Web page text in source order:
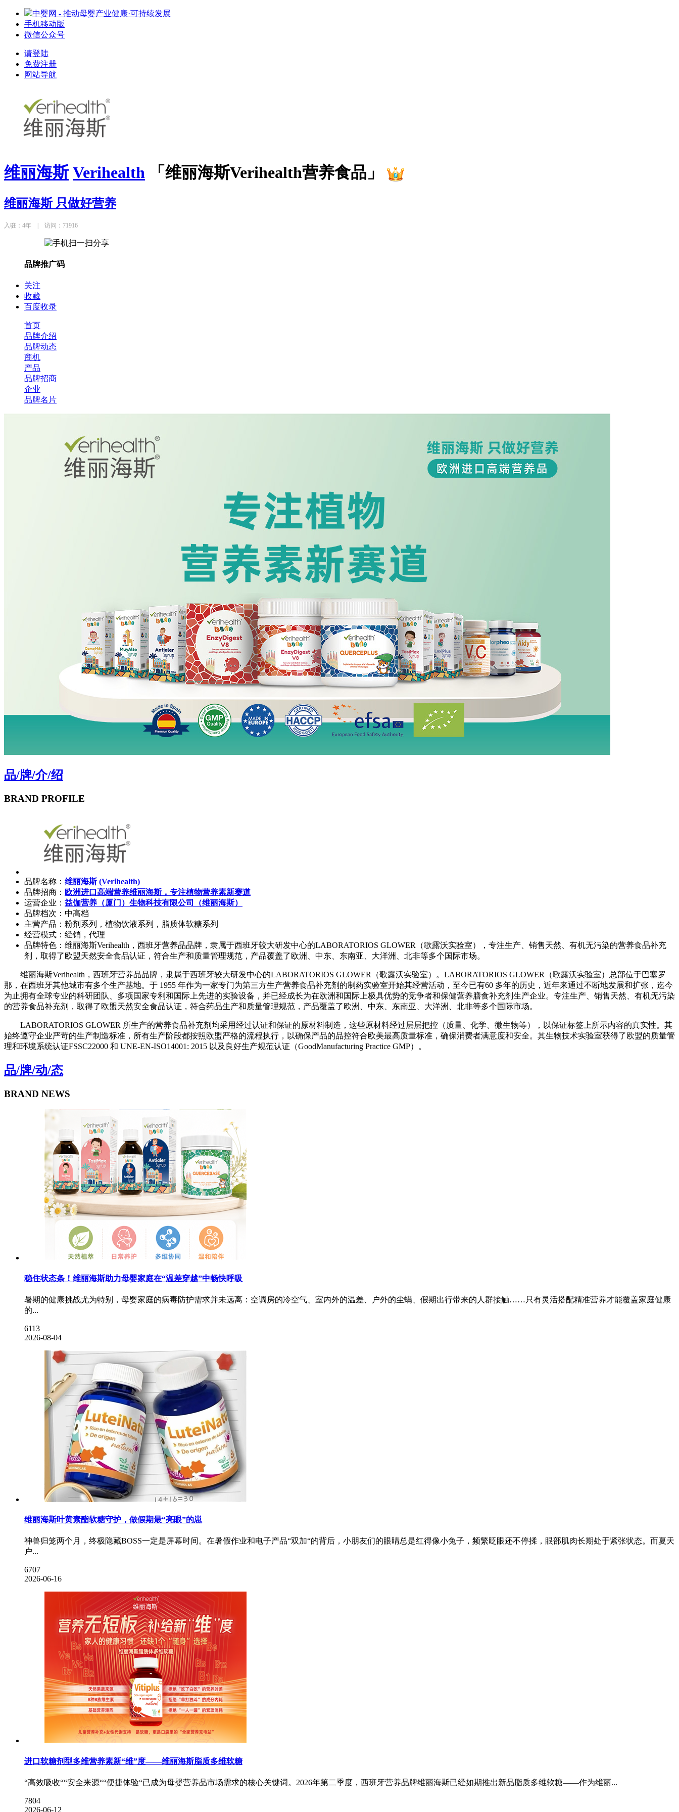
中婴网 - 推动母婴产业健康·可持续发展
手机移动版
微信公众号
请登陆
免费注册
网站导航
维丽海斯 Verihealth 「维丽海斯Verihealth营养食品」
维丽海斯 只做好营养
入驻：4年 | 访问：71916
品牌推广码
关注
收藏
百度收录
首页
品牌介绍
品牌动态
商机
产品
品牌招商
企业
品牌名片
品/牌/介/绍
BRAND PROFILE
品牌名称： 维丽海斯 (Verihealth)
品牌招商： 欧洲进口高端营养维丽海斯，专注植物营养素新赛道
运营企业： 益伽营养（厦门）生物科技有限公司（维丽海斯）
品牌档次： 中高档
主营产品： 粉剂系列，植物饮液系列，脂质体软糖系列
经营模式： 经销，代理
品牌特色： 维丽海斯Verihealth，西班牙营养品品牌，隶属于西班牙较大研发中心的LABORATORIOS GLOWER（歌露沃实验室），专注生产、销售天然、有机无污染的营养食品补充
剂，取得了欧盟天然安全食品认证，符合生产和质量管理规范，产品覆盖了欧洲、中东、东南亚、大洋洲、北非等多个国际市场。
维丽海斯Verihealth，西班牙营养品品牌，隶属于西班牙较大研发中心的LABORATORIOS GLOWER（歌露沃实验室）。LABORATORIOS GLOWER（歌露沃实验室）总部位于巴塞罗
那，在西班牙其他城市有多个生产基地。于 1955 年作为一家专门为第三方生产营养食品补充剂的制药实验室开始其经营活动，至今已有60 多年的历史，近年来通过不断地发展和扩张，迄今
为止拥有全球专业的科研团队、多项国家专利和国际上先进的实验设备，并已经成长为在欧洲和国际上极具优势的竞争者和保健营养膳食补充剂生产企业。专注生产、销售天然、有机无污染
的营养食品补充剂，取得了欧盟天然安全食品认证，符合药品生产和质量管理规范，产品覆盖了欧洲、中东、东南亚、大洋洲、北非等多个国际市场。
LABORATORIOS GLOWER 所生产的营养食品补充剂均采用经过认证和保证的原材料制造，这些原材料经过层层把控（质量、化学、微生物等），以保证标签上所示内容的真实性。其
始终遵守企业严苛的生产制造标准，所有生产阶段都按照欧盟严格的流程执行，以确保产品的品控符合欧美最高质量标准，确保消费者满意度和安全。其生物技术实验室获得了欧盟的质量管
理和环境系统认证FSSC22000 和 UNE-EN-ISO14001: 2015 以及良好生产规范认证（GoodManufacturing Practice GMP）。
品/牌/动/态
BRAND NEWS
稳住状态条！维丽海斯助力母婴家庭在“温差穿越”中畅快呼吸
暑期的健康挑战尤为特别，母婴家庭的病毒防护需求并未远离：空调房的冷空气、室内外的温差、户外的尘螨、假期出行带来的人群接触……只有灵活搭配精准营养才能覆盖家庭健康
的...
6113
2026-08-04
维丽海斯叶黄素酯软糖守护，做假期最“亮眼”的崽
神兽归笼两个月，终极隐藏BOSS一定是屏幕时间。在暑假作业和电子产品“双加“的背后，小朋友们的眼睛总是红得像小兔子，频繁眨眼还不停揉，眼部肌肉长期处于紧张状态。而夏天
户...
6707
2026-06-16
进口软糖剂型多维营养素新“维”度——维丽海斯脂质多维软糖
“高效吸收““安全来源““便捷体验“已成为母婴营养品市场需求的核心关键词。2026年第二季度，西班牙营养品牌维丽海斯已经如期推出新品脂质多维软糖——作为维丽...
7804
2026-06-12